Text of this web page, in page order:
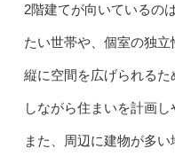
2階建てが向いているの
たい世帯や、個室の独立
縦に空間を広げられる
しながら住まいを計画し
また、周辺に建物が多